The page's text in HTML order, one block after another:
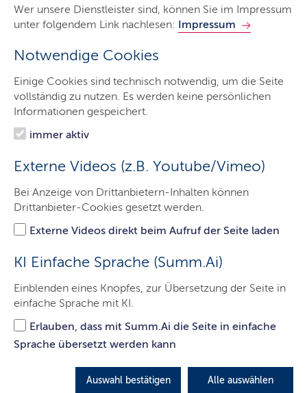
Wer unsere Dienstleister sind, können Sie im Impressum
unter folgendem Link nachlesen: Impressum
Notwendige Cookies
Einige Cookies sind technisch notwendig, um die Seite
vollständig zu nutzen. Es werden keine persönlichen
Informationen gespeichert.
immer aktiv
Externe Videos (z.B. Youtube/Vimeo)
Bei Anzeige von Drittanbietern-Inhalten können
Drittanbieter-Cookies gesetzt werden.
Externe Videos direkt beim Aufruf der Seite laden
KI Einfache Sprache (Summ.Ai)
Einblenden eines Knopfes, zur Übersetzung der Seite in
einfache Sprache mit KI.
Erlauben, dass mit Summ.Ai die Seite in einfache
Sprache übersetzt werden kann
Auswahl bestätigen Alle auswählen
Regionale Innovationsstrategie
Schleswig-Holstein RIS3.SH
Fortschreibung 2021-2027;
Kurzfassung
LETZTE AKTUALISIERUNG: 24.08.2021
Juni 2021; Im Auftrag des Ministerium für Wirtschaft,
Schleswig-Holstein
Bearbeitung: Prognos
Regionale Innovationsstrategie Schleswig-Holstein
Fortschreibung 2021-2027; Kurzfassung (PDF, 1MB, Datei
ist barrierefrei)
Impressum Datenschutz
Barrierefreiheit